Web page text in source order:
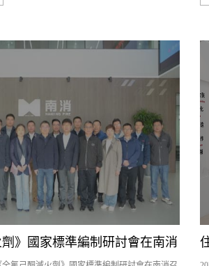
與支持，2024年4月，集團人力資源中心協同集
心總監呂婷總，集團消防研發中心主任董加強
，對管培生階段工作進行點評并提出建議，共
開始，集團副總經理駱明宏總致辭，表達了對
寄予厚望，希望他們能夠不斷努力、突破創
力量。回首過去，展示成果 經過前期的精心
在座的領導與同事以圖文并茂及視頻錄播的形
述職過程，他們精神飽滿的風貌，灼灼生輝！
師團從多個方面與管培生們進行一一交流，并
了肯定，同時也就不足之處提供了改進意見及
發中心主任董加強總對此做出發言，希望管培
態，為以后公司的發展獻計獻策。學姐面對面
，互動交流。碰撞出更加豐富的思想火花。同
是對公司核心精神的星火傳承。尾聲 “不積跬
的時間，技術管培生在南消快速成長，完...
劑》國家標準編制研討會在南消